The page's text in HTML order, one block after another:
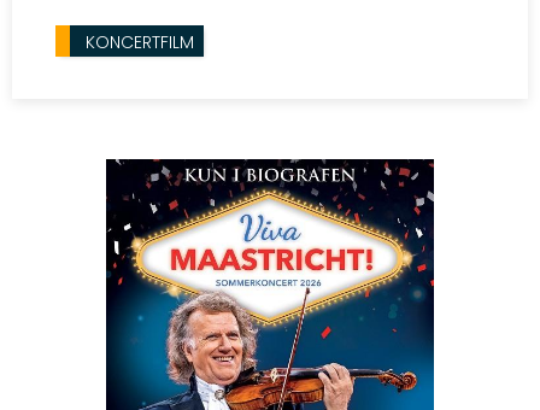
KONCERTFILM